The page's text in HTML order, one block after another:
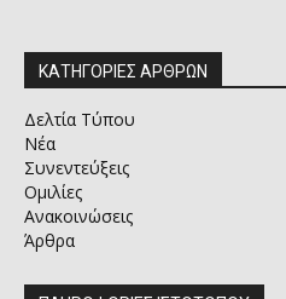
ΚΑΤΗΓΟΡΙΕΣ ΑΡΘΡΩΝ
Δελτία Τύπου
Νέα
Συνεντεύξεις
Ομιλίες
Ανακοινώσεις
Άρθρα